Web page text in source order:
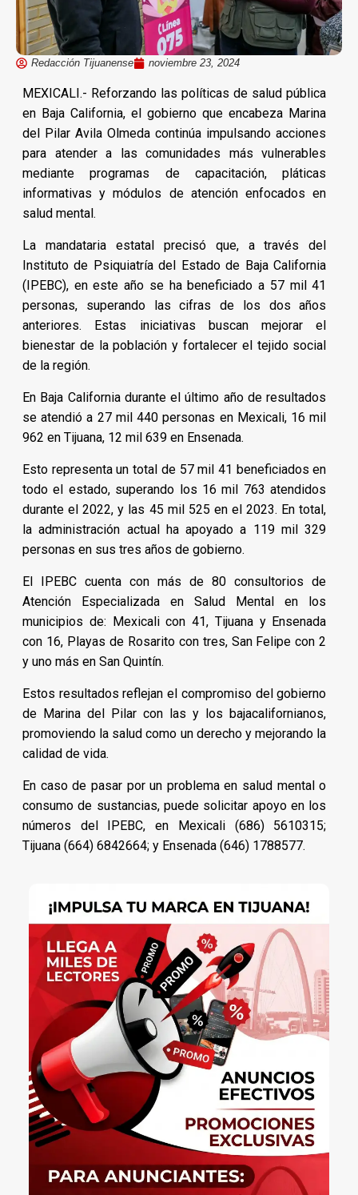
Redacción Tijuanense noviembre 23, 2024
MEXICALI.- Reforzando las políticas de salud pública
en Baja California, el gobierno que encabeza Marina
del Pilar Avila Olmeda continúa impulsando acciones
para atender a las comunidades más vulnerables
mediante programas de capacitación, pláticas
informativas y módulos de atención enfocados en
salud mental.
La mandataria estatal precisó que, a través del
Instituto de Psiquiatría del Estado de Baja California
(IPEBC), en este año se ha beneficiado a 57 mil 41
personas, superando las cifras de los dos años
anteriores. Estas iniciativas buscan mejorar el
bienestar de la población y fortalecer el tejido social
de la región.
En Baja California durante el último año de resultados
se atendió a 27 mil 440 personas en Mexicali, 16 mil
962 en Tijuana, 12 mil 639 en Ensenada.
Esto representa un total de 57 mil 41 beneficiados en
todo el estado, superando los 16 mil 763 atendidos
durante el 2022, y las 45 mil 525 en el 2023. En total,
la administración actual ha apoyado a 119 mil 329
personas en sus tres años de gobierno.
El IPEBC cuenta con más de 80 consultorios de
Atención Especializada en Salud Mental en los
municipios de: Mexicali con 41, Tijuana y Ensenada
con 16, Playas de Rosarito con tres, San Felipe con 2
y uno más en San Quintín.
Estos resultados reflejan el compromiso del gobierno
de Marina del Pilar con las y los bajacalifornianos,
promoviendo la salud como un derecho y mejorando la
calidad de vida.
En caso de pasar por un problema en salud mental o
consumo de sustancias, puede solicitar apoyo en los
números del IPEBC, en Mexicali (686) 5610315;
Tijuana (664) 6842664; y Ensenada (646) 1788577.